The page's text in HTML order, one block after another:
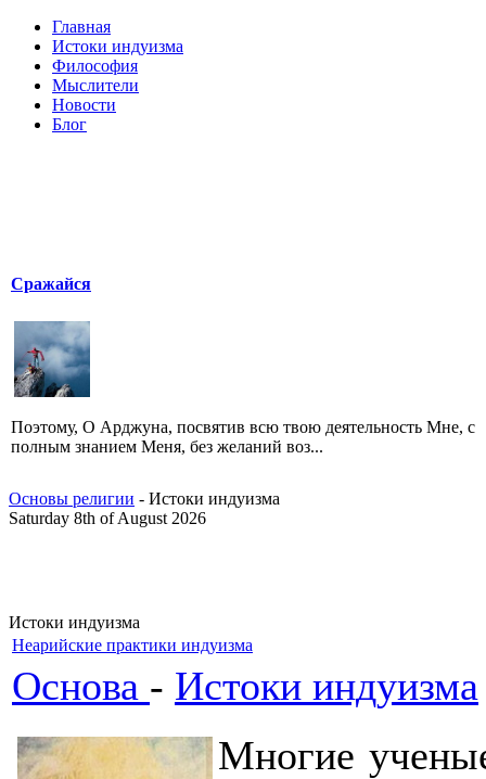
Главная
Истоки индуизма
Философия
Мыслители
Новости
Блог
Сражайся
Поэтому, O Арджуна, посвятив всю твою деятельность Мне, с
полным знанием Меня, без желаний воз...
Основы религии - Истоки индуизма
Saturday 8th of August 2026
Истоки индуизма
Неарийские практики индуизма
Основа - Истоки индуизма
Многие